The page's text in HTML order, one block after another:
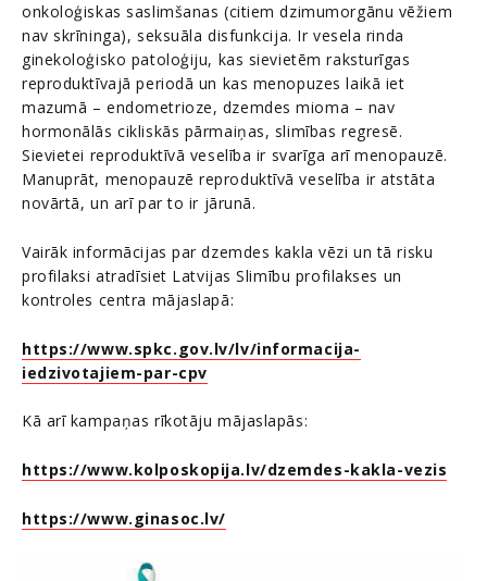
onkoloģiskas saslimšanas (citiem dzimumorgānu vēžiem
nav skrīninga), seksuāla disfunkcija. Ir vesela rinda
ginekoloģisko patoloģiju, kas sievietēm raksturīgas
reproduktīvajā periodā un kas menopuzes laikā iet
mazumā – endometrioze, dzemdes mioma – nav
hormonālās cikliskās pārmaiņas, slimības regresē.
Sievietei reproduktīvā veselība ir svarīga arī menopauzē.
Manuprāt, menopauzē reproduktīvā veselība ir atstāta
novārtā, un arī par to ir jārunā.
Vairāk informācijas par dzemdes kakla vēzi un tā risku
profilaksi atradīsiet Latvijas Slimību profilakses un
kontroles centra mājaslapā:
https://www.spkc.gov.lv/lv/informacija-
iedzivotajiem-par-cpv
Kā arī kampaņas rīkotāju mājaslapās:
https://www.kolposkopija.lv/dzemdes-kakla-vezis
https://www.ginasoc.lv/